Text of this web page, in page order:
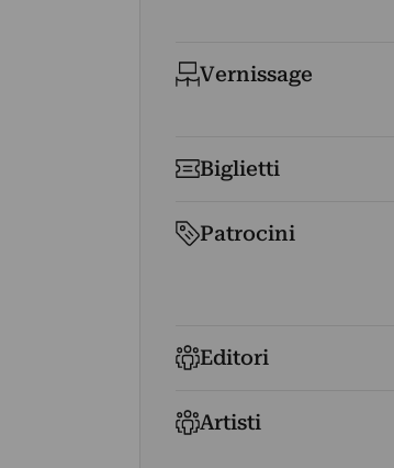
Vernissage
Biglietti
Patrocini
Editori
Artisti